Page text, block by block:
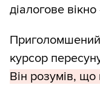
діалогове
Приголомшений
курсор
Він розумів, що